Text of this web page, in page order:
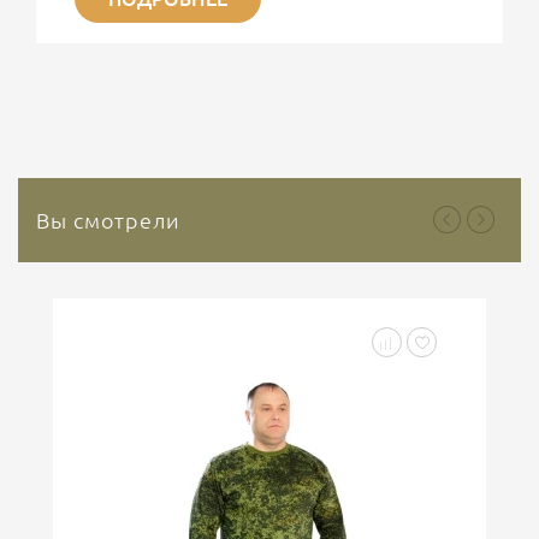
ситуациях сохраняет свою актуальность.
Вы смотрели